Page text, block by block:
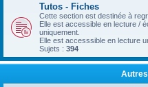
Tutos - Fiches
Cette section est destinée à
Elle est accessible en lecture /
uniquement.
Elle est accesssible en lecture
Sujets : 394